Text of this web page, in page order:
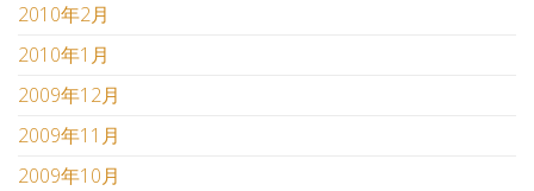
2010年2月
2010年1月
2009年12月
2009年11月
2009年10月